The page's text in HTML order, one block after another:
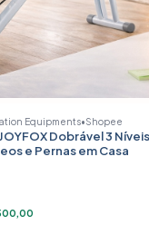
Equipments•Shopee
Dobrável 3
e Pernas em Casa